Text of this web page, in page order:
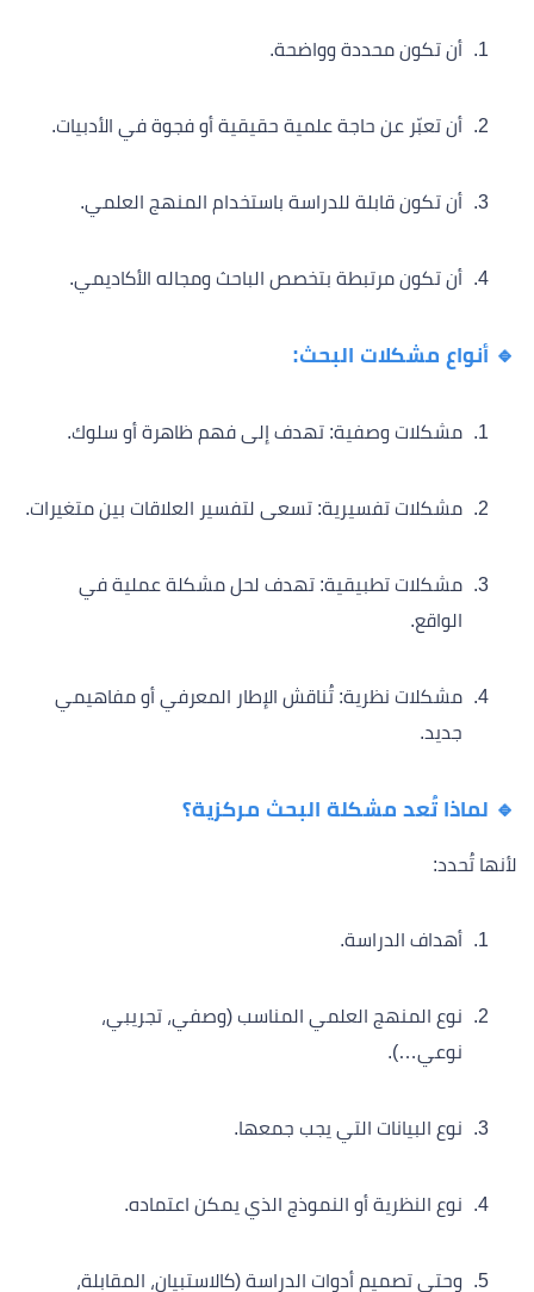
أن تكون محددة وواضحة.
أن تعبّر عن حاجة علمية حقيقية أو فجوة في الأدبيات.
أن تكون قابلة للدراسة باستخدام المنهج العلمي.
أن تكون مرتبطة بتخصص الباحث ومجاله الأكاديمي.
🔹 أنواع مشكلات البحث:
مشكلات وصفية: تهدف إلى فهم ظاهرة أو سلوك.
مشكلات تفسيرية: تسعى لتفسير العلاقات بين متغيرات.
مشكلات تطبيقية: تهدف لحل مشكلة عملية في
الواقع.
مشكلات نظرية: تُناقش الإطار المعرفي أو مفاهيمي
جديد.
🔹 لماذا تُعد مشكلة البحث مركزية؟
لأنها تُحدد:
أهداف الدراسة.
نوع المنهج العلمي المناسب (وصفي، تجريبي،
نوعي…).
نوع البيانات التي يجب جمعها.
نوع النظرية أو النموذج الذي يمكن اعتماده.
وحتى تصميم أدوات الدراسة (كالاستبيان، المقابلة،